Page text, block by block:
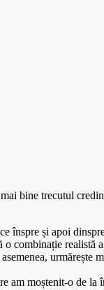
bine trecutul
înspre și apoi
realistă
urmărește
am moștenit-o de la